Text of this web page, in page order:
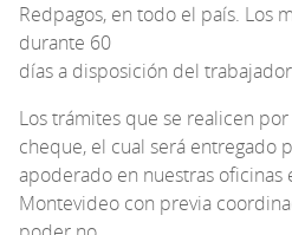
Redpagos, en todo el país. Los
durante 60
días a disposición del
Los trámites que se realicen
cheque, el cual será entregado
apoderado en nuestras oficinas
Montevideo con previa